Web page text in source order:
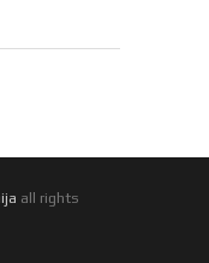
all rights